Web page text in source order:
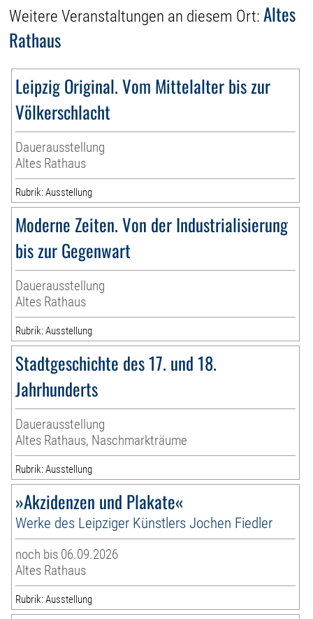
Weitere Veranstaltungen an diesem Ort:Altes
Rathaus
Leipzig Original. Vom Mittelalter bis zur
Völkerschlacht
Dauerausstellung
Altes Rathaus
Rubrik: Ausstellung
Moderne Zeiten. Von der Industrialisierung
bis zur Gegenwart
Dauerausstellung
Altes Rathaus
Rubrik: Ausstellung
Stadtgeschichte des 17. und 18.
Jahrhunderts
Dauerausstellung
Altes Rathaus, Naschmarkträume
Rubrik: Ausstellung
»Akzidenzen und Plakate«
Werke des Leipziger Künstlers Jochen Fiedler
noch bis 06.09.2026
Altes Rathaus
Rubrik: Ausstellung